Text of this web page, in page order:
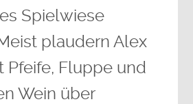
Spielwiese
plaudern Alex
Pfeife, Fluppe und
Wein über